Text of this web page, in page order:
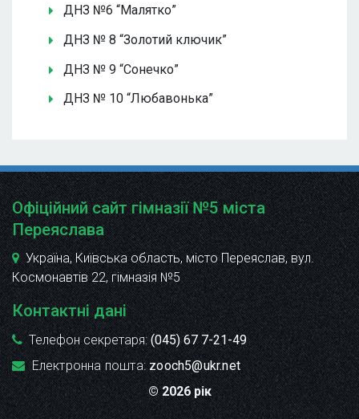
ДНЗ №6 “Малятко”
ДНЗ № 8 “Золотий ключик”
ДНЗ № 9 “Сонечко”
ДНЗ № 10 “Любавонька”
Офіційний сайт гімназії №5 міста
Переяслава
Україна, Київська область, місто Переяслав, вул.
Космонавтів 22, гімназія №5
Контактні дані
Телефон секретаря:(045) 67 7-21-49
Електронна пошта:zooch5@ukr.net
© 2026 рік